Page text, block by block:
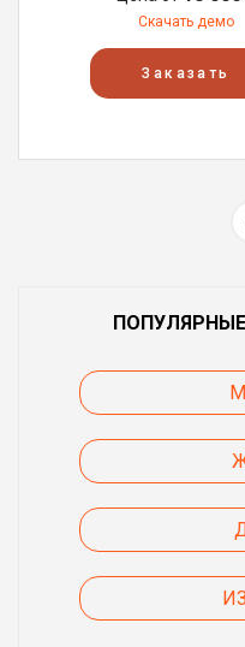
Скачать демо
Заказать